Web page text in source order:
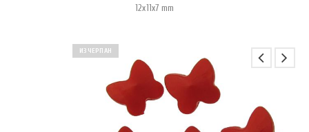
12х11х7 mm
ИЗЧЕРПАН